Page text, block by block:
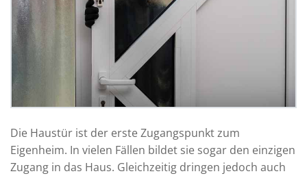
Die Haustür ist der erste Zugangspunkt zum
Eigenheim. In vielen Fällen bildet sie sogar den einzigen
Zugang in das Haus. Gleichzeitig dringen jedoch auch